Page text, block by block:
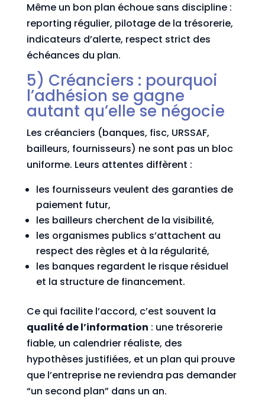
Même un bon plan échoue sans discipline :
reporting régulier, pilotage de la trésorerie,
indicateurs d’alerte, respect strict des
échéances du plan.
5) Créanciers : pourquoi
l’adhésion se gagne
autant qu’elle se négocie
Les créanciers (banques, fisc, URSSAF,
bailleurs, fournisseurs) ne sont pas un bloc
uniforme. Leurs attentes diffèrent :
les fournisseurs veulent des garanties de
paiement futur,
les bailleurs cherchent de la visibilité,
les organismes publics s’attachent au
respect des règles et à la régularité,
les banques regardent le risque résiduel
et la structure de financement.
Ce qui facilite l’accord, c’est souvent la
qualité de l’information : une trésorerie
fiable, un calendrier réaliste, des
hypothèses justifiées, et un plan qui prouve
que l’entreprise ne reviendra pas demander
“un second plan” dans un an.